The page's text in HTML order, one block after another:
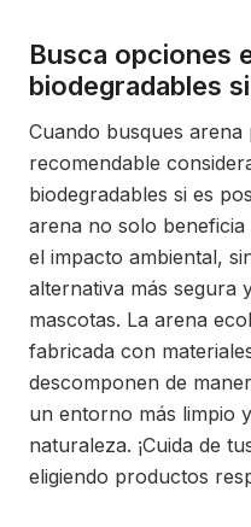
Busca opciones
biodegradables
Cuando busques
recomendable
biodegradables si es
arena no solo
el impacto ambiental,
alternativa más segura
mascotas. La arena
fabricada con
descomponen de
un entorno más limpio
naturaleza. ¡Cuida de
eligiendo productos